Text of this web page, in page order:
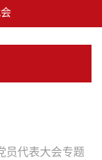
员代表大会专题